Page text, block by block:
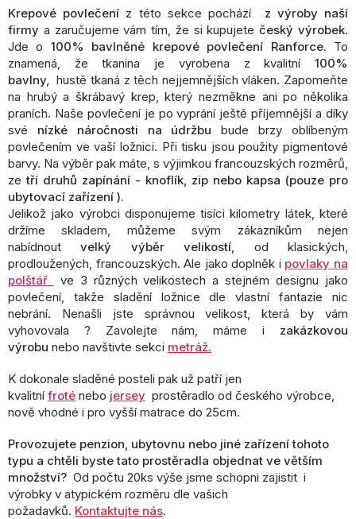
l
á
a
c
í
p
r
v
k
y
v
ý
i
u
Krepové povlečení z této sekce pochází z výroby naší
firmy a zaručujeme vám tím, že si kupujete český výrobek.
Jde o 100% bavlněné krepové povlečení Ranforce. To
znamená, že tkanina je vyrobena z kvalitní 100%
bavlny, hustě tkaná z těch nejjemnějších vláken. Zapomeňte
na hrubý a škrábavý krep, který nezměkne ani po několika
praních. Naše povlečení je po vyprání ještě příjemnější a díky
své nízké náročnosti na údržbu bude brzy oblíbeným
povlečením ve vaší ložnici. Při tisku jsou použity pigmentové
barvy. Na výběr pak máte, s výjimkou francouzských rozměrů,
ze tří druhů zapínání - knoflík, zip nebo kapsa (pouze pro
ubytovací zařízení ).
Jelikož jako výrobci disponujeme tisíci kilometry látek, které
držíme skladem, můžeme svým zákazníkům nejen
nabídnout
velký výběr velikostí, od klasických,
prodloužených, francouzských. Ale jako doplněk i povlaky na
polštář
ve 3 různých velikostech a stejném designu jako
povlečení, takže sladění ložnice dle vlastní fantazie nic
nebrání. Nenašli jste správnou velikost, která by vám
vyhovovala ? Zavolejte nám, máme i
zakázkovou
výrobu nebo navštivte sekci metráž.
K dokonale sladěné posteli pak už patří jen
kvalitní froté nebo jersey prostěradlo od českého výrobce,
nově vhodné i pro vyšší matrace do 25cm.
Provozujete penzion, ubytovnu nebo jiné zařízení tohoto
typu a chtěli byste tato prostěradla objednat ve větším
množství? Od počtu 20ks výše jsme schopni zajistit i
výrobky v atypickém rozměru dle vašich
požadavků. Kontaktujte nás.